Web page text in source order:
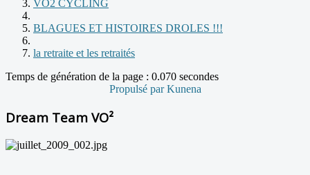
VO2 CYCLING
BLAGUES ET HISTOIRES DROLES !!!
la retraite et les retraités
Temps de génération de la page : 0.070 secondes
Propulsé parKunena
Dream Team VO²